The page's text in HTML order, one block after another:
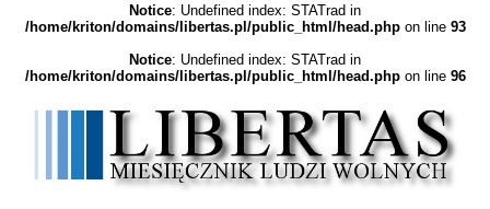
Notice: Undefined index: STATrad in
/home/kriton/domains/libertas.pl/public_html/head.phpon line 93
Notice: Undefined index: STATrad in
/home/kriton/domains/libertas.pl/public_html/head.phpon line 96